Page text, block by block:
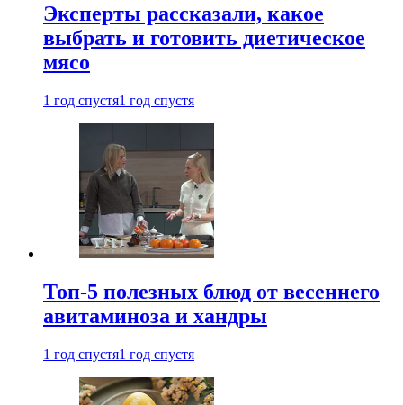
Эксперты рассказали, какое
выбрать и готовить диетическое
мясо
1 год спустя1 год спустя
Топ-5 полезных блюд от весеннего
авитаминоза и хандры
1 год спустя1 год спустя